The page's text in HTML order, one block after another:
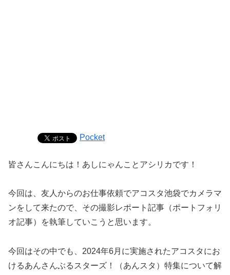
Pocket
皆さんこんにちは！あしにゃんことアシリカです！
今回は、友人からのお仕事依頼でアコスタ池袋でカメラマ
ンをして来たので、その撮影レポート記事（ポートフォリ
オ記事）を執筆していこうと思います。
今回はその中でも、2024年6月に実施されたアコスタにお
けるあんさんぶるスターズ！（あんスタ）特集について解